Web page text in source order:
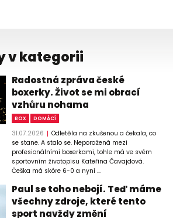
v kategorii
Radostná zpráva české
boxerky. Život se mi obrací
vzhůru nohama
BOX DOMÁCÍ
31.07.2026
Odletěla na zkušenou a čekala, co
se stane. A stalo se. Neporažená mezi
profesionálními boxerkami, tohle má ve svém
sportovním životopisu Kateřina Čavajdová.
Češka má skóre 6-0 a nyní ...
Paul se toho nebojí. Teď máme
všechny zdroje, které tento
sport navždy změní